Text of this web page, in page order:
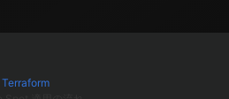
Terraform